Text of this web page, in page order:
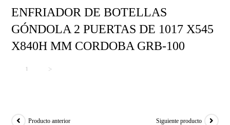
ENFRIADOR DE BOTELLAS
GÓNDOLA 2 PUERTAS DE 1017 X545
X840H MM CORDOBA GRB-100
>
Producto anterior Siguiente producto